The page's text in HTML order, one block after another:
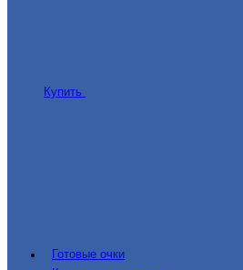
Купить
Готовые очки